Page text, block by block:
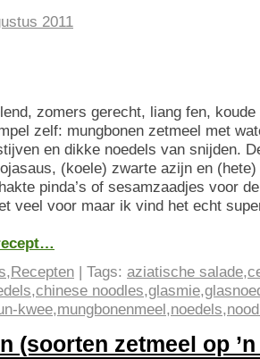
2011
zomers gerecht, liang fen, koude
zelf: mungbonen zetmeel met
en dikke noedels van snijden.
(koele) zwarte azijn en
pinda’s of sesamzaadjes voor
veel voor maar ik vind het echt
,Recepten | Tags: aziatische salade,
,chinese noodles,glasmie,
kwee,mungbonenmeel,noedels,
(soorten zetmeel op